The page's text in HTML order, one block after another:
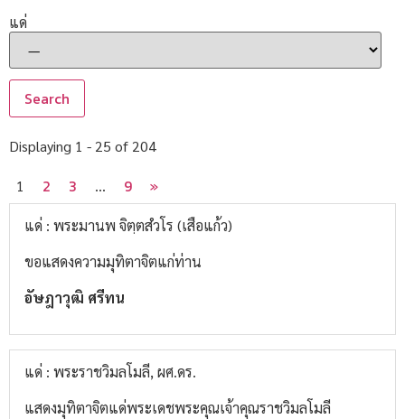
แด่
Displaying 1 - 25 of 204
1 2 3 … 9 »
แด่ : พระมานพ จิตฺตสํวโร (เสือแก้ว)
ขอแสดงความมุทิตาจิตแก่ท่าน
อัษฎาวุฒิ ศรีทน
แด่ : พระราชวิมลโมลี, ผศ.ดร.
แสดงมุทิตาจิตแด่พระเดชพระคุณเจ้าคุณราชวิมลโมลี